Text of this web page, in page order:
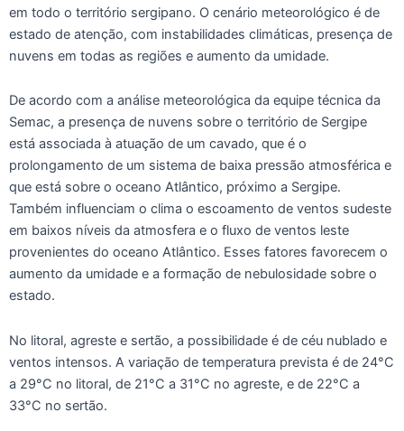
em todo o território sergipano. O cenário meteorológico é de
estado de atenção, com instabilidades climáticas, presença de
nuvens em todas as regiões e aumento da umidade.
De acordo com a análise meteorológica da equipe técnica da
Semac, a presença de nuvens sobre o território de Sergipe
está associada à atuação de um cavado, que é o
prolongamento de um sistema de baixa pressão atmosférica e
que está sobre o oceano Atlântico, próximo a Sergipe.
Também influenciam o clima o escoamento de ventos sudeste
em baixos níveis da atmosfera e o fluxo de ventos leste
provenientes do oceano Atlântico. Esses fatores favorecem o
aumento da umidade e a formação de nebulosidade sobre o
estado.
No litoral, agreste e sertão, a possibilidade é de céu nublado e
ventos intensos. A variação de temperatura prevista é de 24°C
a 29°C no litoral, de 21°C a 31°C no agreste, e de 22°C a
33°C no sertão.